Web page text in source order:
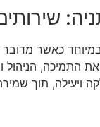
כאשר
התמיכה, הניהול
ויעילה, תוך